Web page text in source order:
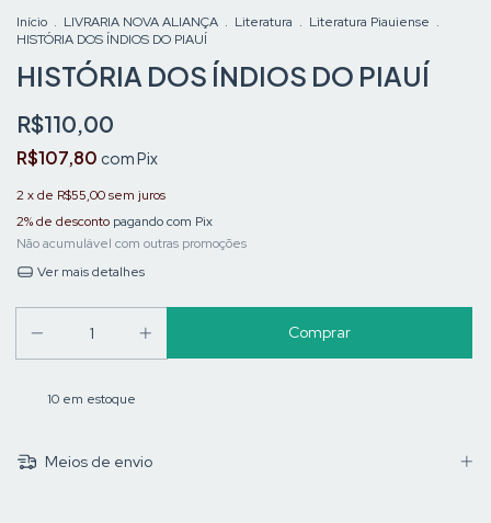
Início . LIVRARIA NOVA ALIANÇA . Literatura . Literatura Piauiense .
HISTÓRIA DOS ÍNDIOS DO PIAUÍ
HISTÓRIA DOS ÍNDIOS DO PIAUÍ
R$110,00
R$107,80 comPix
2 x de R$55,00sem juros
2% de desconto pagando com Pix
Não acumulável com outras promoções
Ver mais detalhes
10 em estoque
Meios de envio